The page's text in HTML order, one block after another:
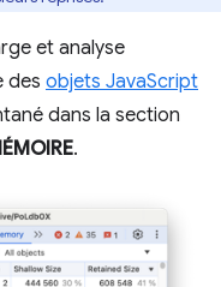
et analyse
des objets JavaScript
dans la section
.